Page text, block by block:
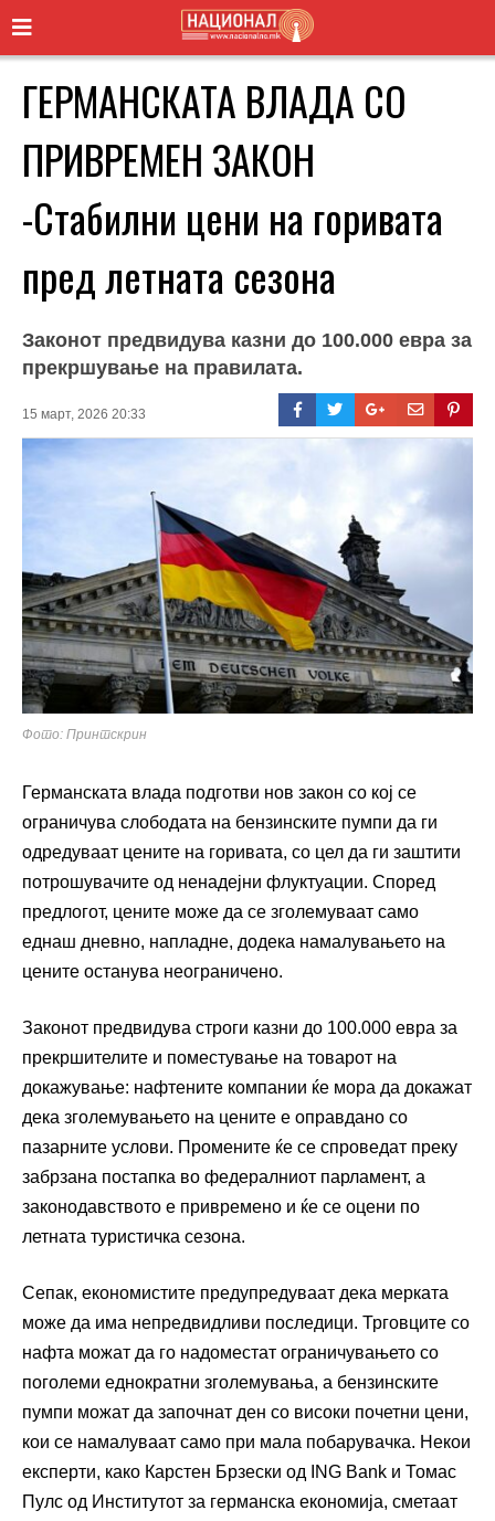
ГЕРМАНСКАТА ВЛАДА СО
ПРИВРЕМЕН ЗАКОН
-Стабилни цени на горивата
пред летната сезона
Законот предвидува казни до 100.000 евра за
прекршување на правилата.
15 март, 2026 20:33
Фото: Принтскрин
Германската влада подготви нов закон со кој се
ограничува слободата на бензинските пумпи да ги
одредуваат цените на горивата, со цел да ги заштити
потрошувачите од ненадејни флуктуации. Според
предлогот, цените може да се зголемуваат само
еднаш дневно, напладне, додека намалувањето на
цените останува неограничено.
Законот предвидува строги казни до 100.000 евра за
прекршителите и поместување на товарот на
докажување: нафтените компании ќе мора да докажат
дека зголемувањето на цените е оправдано со
пазарните услови. Промените ќе се спроведат преку
забрзана постапка во федералниот парламент, а
законодавството е привремено и ќе се оцени по
летната туристичка сезона.
Сепак, економистите предупредуваат дека мерката
може да има непредвидливи последици. Трговците со
нафта можат да го надоместат ограничувањето со
поголеми еднократни зголемувања, а бензинските
пумпи можат да започнат ден со високи почетни цени,
кои се намалуваат само при мала побарувачка. Некои
експерти, како Карстен Брзески од ING Bank и Томас
Пулс од Институтот за германска економија, сметаат